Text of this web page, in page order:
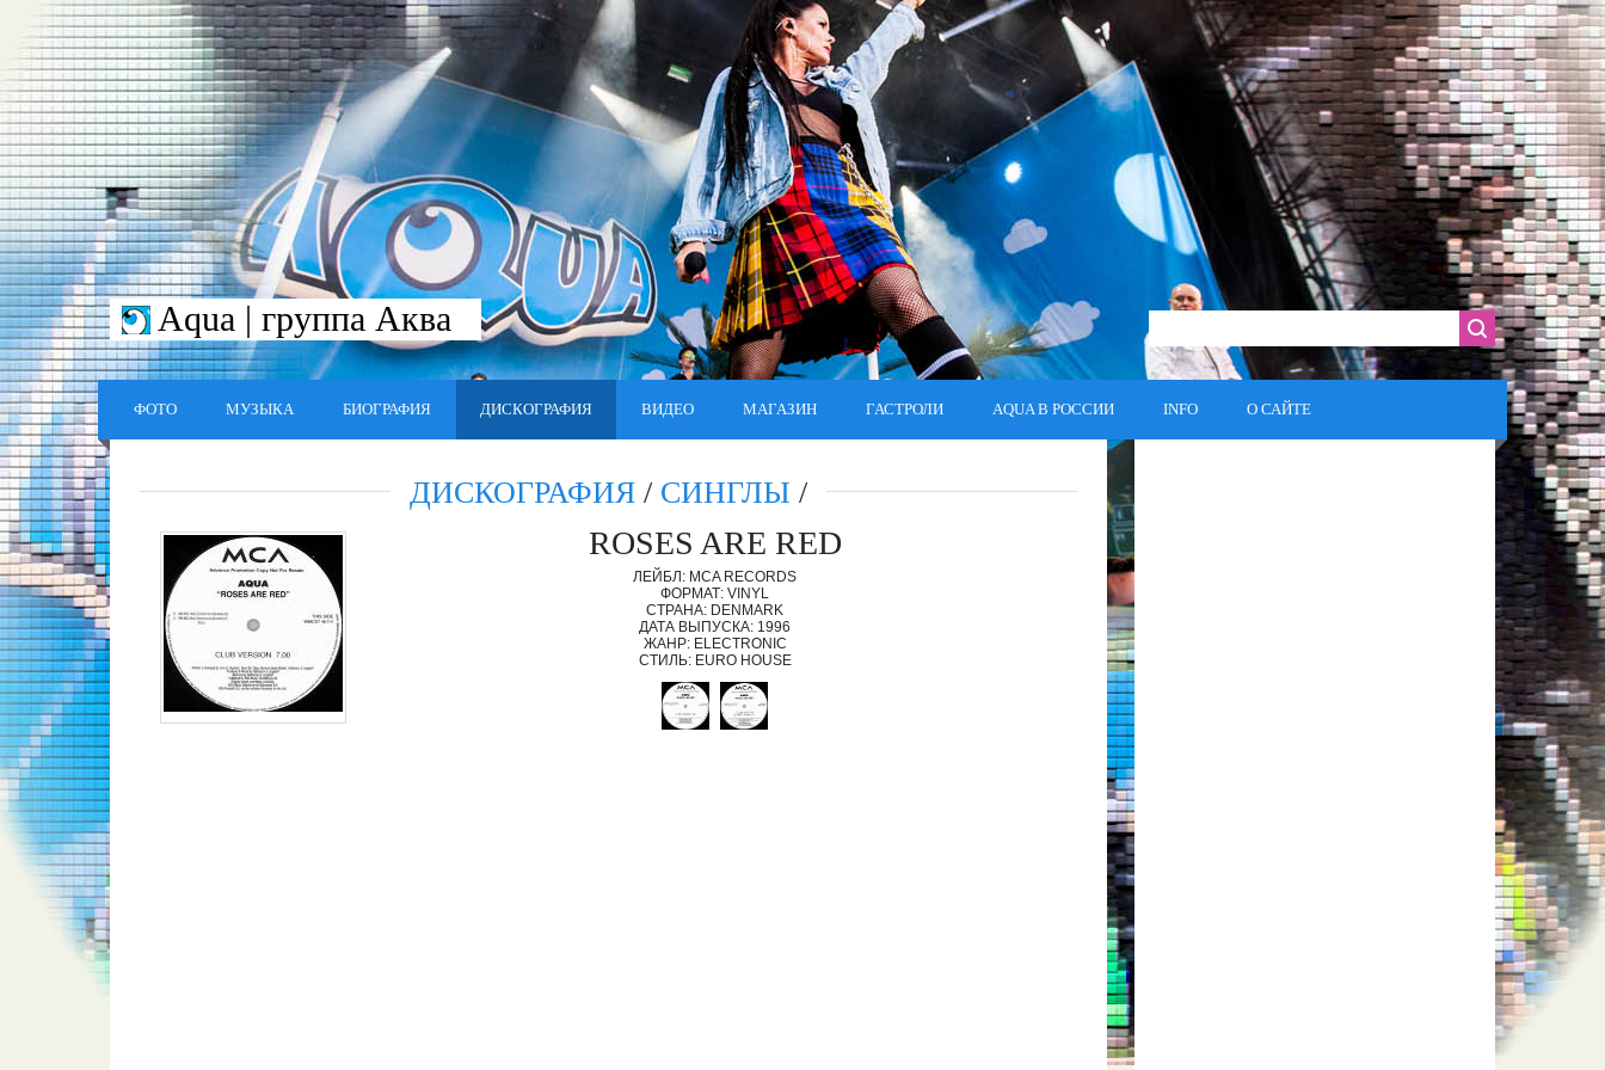
Aqua | группа Аква
ФОТО МУЗЫКА БИОГРАФИЯ ДИСКОГРАФИЯ ВИДЕО МАГАЗИН ГАСТРОЛИ AQUA В РОССИИ INFO О САЙТЕ
ДИСКОГРАФИЯ / СИНГЛЫ /
ROSES ARE RED
ЛЕЙБЛ: MCA RECORDS
ФОРМАТ: VINYL
СТРАНА: DENMARK
ДАТА ВЫПУСКА: 1996
ЖАНР: ELECTRONIC
СТИЛЬ: EURO HOUSE